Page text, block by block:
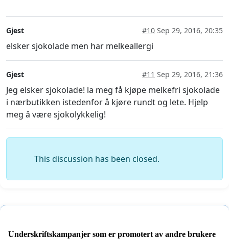
Gjest #10 Sep 29, 2016, 20:35
elsker sjokolade men har melkeallergi
Gjest #11 Sep 29, 2016, 21:36
Jeg elsker sjokolade! la meg få kjøpe melkefri sjokolade
i nærbutikken istedenfor å kjøre rundt og lete. Hjelp
meg å være sjokolykkelig!
This discussion has been closed.
Underskriftskampanjer som er promotert av andre brukere